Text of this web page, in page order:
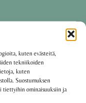
kuten evästeitä,
tekniikoiden
kuten
Suostumuksen
tiettyihin ominaisuuksiin ja